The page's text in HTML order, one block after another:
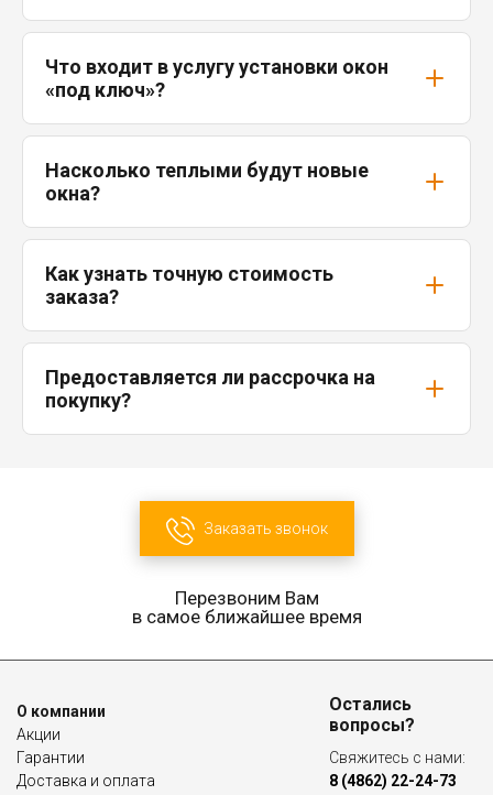
Что входит в услугу установки окон
«под ключ»?
Насколько теплыми будут новые
окна?
Как узнать точную стоимость
заказа?
Предоставляется ли рассрочка на
покупку?
Заказать звонок
Перезвоним Вам
в самое ближайшее время
О компании
Акции
Гарантии
Доставка и оплата
Остались
вопросы?
Свяжитесь с нами:
8 (4862) 22-24-73